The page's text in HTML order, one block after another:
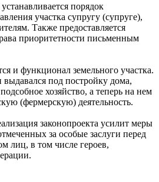
порядок
участка супругу (супруге),
Также предоставляется
приоритетности письменным
и функционал земельного участка.
выдавался под постройку дома,
хозяйство, а теперь на нем
(фермерскую) деятельность.
законопроекта усилит меры
за особые заслуги перед
лиц, в том числе героев,